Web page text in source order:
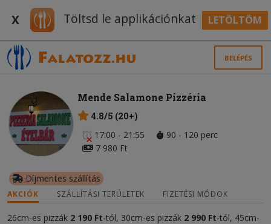
X Töltsd le applikációnkat LETÖLTÖM
BELÉPÉS
Mende Salamone Pizzéria
4.8/5 (20+)
17:00 - 21:55
90 - 120 perc
7 980 Ft
Díjmentes szállítás
AKCIÓK SZÁLLÍTÁSI TERÜLETEK FIZETÉSI MÓDOK
26cm-es pizzák 2 190 Ft-tól, 30cm-es pizzák 2 990 Ft-tól, 45cm-